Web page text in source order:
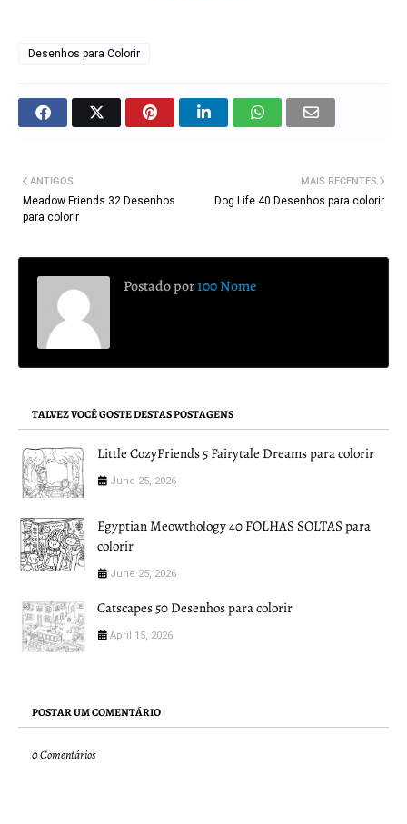
Desenhos para Colorir
MAIS RECENTES
Dog Life 40 Desenhos para colorir
ANTIGOS
Meadow Friends 32 Desenhos
para colorir
Postado por100 Nome
TALVEZ VOCÊ GOSTE DESTAS POSTAGENS
Little CozyFriends 5 Fairytale Dreams para colorir
June 25, 2026
Egyptian Meowthology 40 FOLHAS SOLTAS para
colorir
June 25, 2026
Catscapes 50 Desenhos para colorir
April 15, 2026
POSTAR UM COMENTÁRIO
0 Comentários